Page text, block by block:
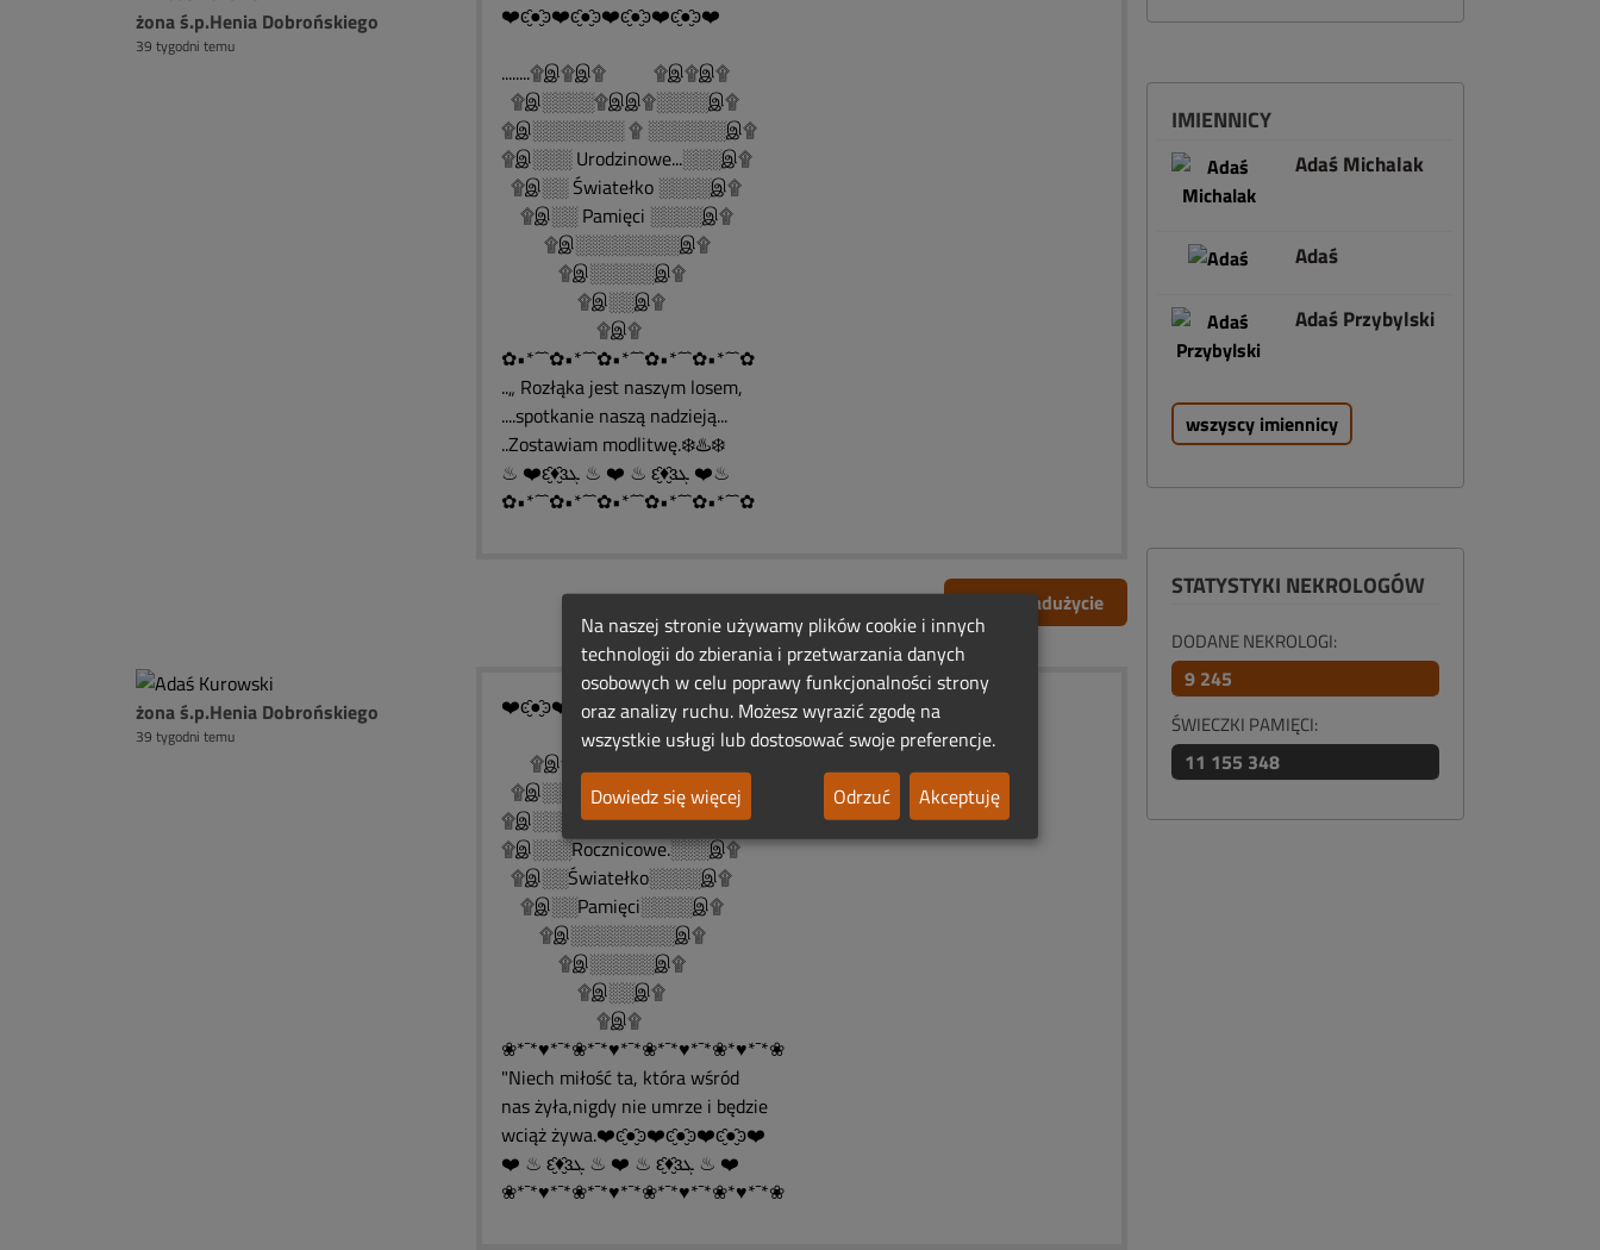
żona ś.p.Henia Dobrońskiego
39 tygodni temu
❤️ͼ̮̑●̮̑ͽ❤️ͼ̮̑●̮̑ͽ❤️ͼ̮̑●̮̑ͽ❤️ͼ̮̑●̮̑ͽ❤️
........۩இ۩இ۩ ۩இ۩இ۩
۩இ░░░░۩இஇ۩░░░░இ۩
۩இ░░░░░░░ ۩ ░░░░░░இ۩
۩இ░░░ Urodzinowe...░░░இ۩
۩இ░░ Światełko ░░░░இ۩
۩இ░░ Pamięci ░░░░இ۩
۩இ░░░░░░░░இ۩
۩இ░░░░░இ۩
۩இ░░இ۩
۩இ۩
✿•*´¯`✿•*´¯`✿•*´¯`✿•*´¯`✿•*´¯`✿
..„ Rozłąka jest naszym losem,
....spotkanie naszą nadzieją...
..Zostawiam modlitwę.❄️♨️❄️
♨ ❤️ԑ̮̑♦̮̑ɜܓ ♨ ❤️ ♨ ԑ̮̑♦̮̑ɜܓ ❤️♨
✿•*´¯`✿•*´¯`✿•*´¯`✿•*´¯`✿•*´¯`✿
Zgłoś nadużycie
żona ś.p.Henia Dobrońskiego
39 tygodni temu
❤️ͼ̮̑●̮̑ͽ❤️ͼ̮̑●̮̑ͽ❤️ͼ̮̑●̮̑ͽ❤️ͼ̮̑●̮̑ͽ❤️
۩இ۩இ۩ ۩இ۩இ۩
۩இ░░░░۩இஇ۩░░░░இ۩
۩இ░░░░░░░۩░░░░░░இ۩
۩இ░░░Rocznicowe.░░░இ۩
۩இ░░Światełko░░░░இ۩
۩இ░░Pamięci░░░░இ۩
۩இ░░░░░░░░இ۩
۩இ░░░░░இ۩
۩இ░░இ۩
۩இ۩
❀*¯*♥*¯*❀*¯*♥*¯*❀*¯*♥*¯*❀*♥*¯*❀
"Niech miłość ta, która wśród
nas żyła,nigdy nie umrze i będzie
wciąż żywa.❤️ͼ̮̑●̮̑ͽ❤️ͼ̮̑●̮̑ͽ❤️ͼ̮̑●̮̑ͽ❤️
❤️ ♨ ԑ̮̑♦̮̑ɜܓ ♨ ❤️ ♨ ԑ̮̑♦̮̑ɜܓ ♨ ❤️
❀*¯*♥*¯*❀*¯*♥*¯*❀*¯*♥*¯*❀*♥*¯*❀
IMIENNICY
Adaś Michalak
Adaś
Adaś Przybylski
wszyscy imiennicy
STATYSTYKI NEKROLOGÓW
DODANE NEKROLOGI:
9 245
ŚWIECZKI PAMIĘCI:
11 155 348
Na naszej stronie używamy plików cookie i innych
technologii do zbierania i przetwarzania danych
osobowych w celu poprawy funkcjonalności strony
oraz analizy ruchu. Możesz wyrazić zgodę na
wszystkie usługi lub dostosować swoje preferencje.
Dowiedz się więcej
Odrzuć Akceptuję